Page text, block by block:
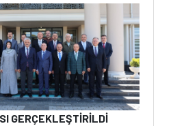
GERÇEKLEŞTİRİLDİ